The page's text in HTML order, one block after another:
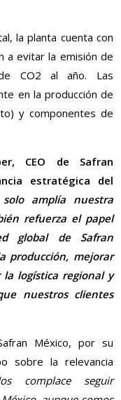
la planta cuenta con
a evitar la emisión de
CO2 al año. Las
en la producción de
y componentes de
CEO de Safran
estratégica del
amplía nuestra
refuerza el papel
global de Safran
producción, mejorar
logística regional y
nuestros clientes
México, por su
sobre la relevancia
complace seguir